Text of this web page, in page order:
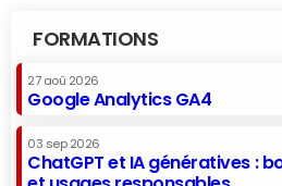
FORMATIONS
27 aoû 2026
Google Analytics GA4
03 sep 2026
ChatGPT et IA génératives :